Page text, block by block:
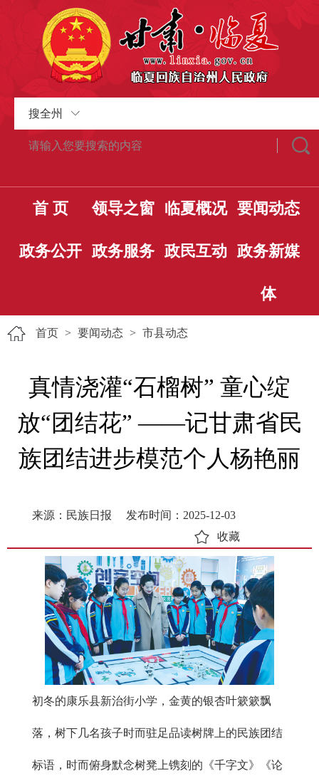
搜全州
首 页 领导之窗 临夏概况 要闻动态
政务公开 政务服务 政民互动 政务新媒
体
首页 > 要闻动态 > 市县动态
真情浇灌“石榴树” 童心绽
放“团结花” ——记甘肃省民
族团结进步模范个人杨艳丽
来源：民族日报
发布时间：2025-12-03
收藏
初冬的康乐县新治街小学，金黄的银杏叶簌簌飘
落，树下几名孩子时而驻足品读树牌上的民族团结
标语，时而俯身默念树凳上镌刻的《千字文》《论